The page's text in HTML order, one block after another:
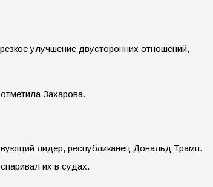
улучшение двусторонних отношений,
Захарова.
лидер, республиканец Дональд Трамп.
их в судах.